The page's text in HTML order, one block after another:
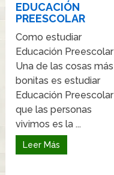
EDUCACIÓN
PREESCOLAR
Como estudiar
Educación Preescolar
Una de las cosas más
bonitas es estudiar
Educación Preescolar
que las personas
vivimos es la ...
Leer Más